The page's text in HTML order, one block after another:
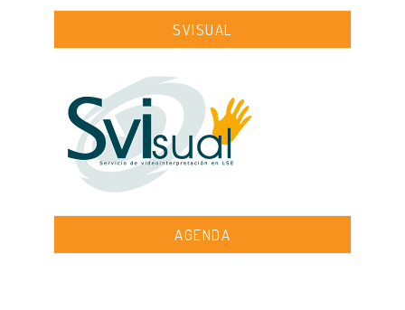
SVISUAL
AGENDA